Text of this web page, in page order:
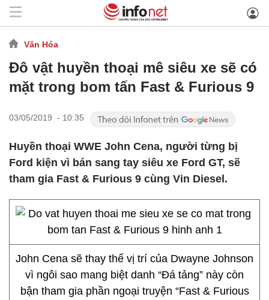
Văn Hóa
Đô vật huyền thoại mê siêu xe sẽ có
mặt trong bom tấn Fast & Furious 9
03/05/2019 - 10:35
Huyền thoại WWE John Cena, người từng bị
Ford kiện vì bán sang tay siêu xe Ford GT, sẽ
tham gia Fast & Furious 9 cùng Vin Diesel.
John Cena sẽ thay thế vị trí của Dwayne Johnson
vì ngôi sao mang biệt danh “Đá tảng” này còn
bận tham gia phần ngoại truyện “Fast & Furious